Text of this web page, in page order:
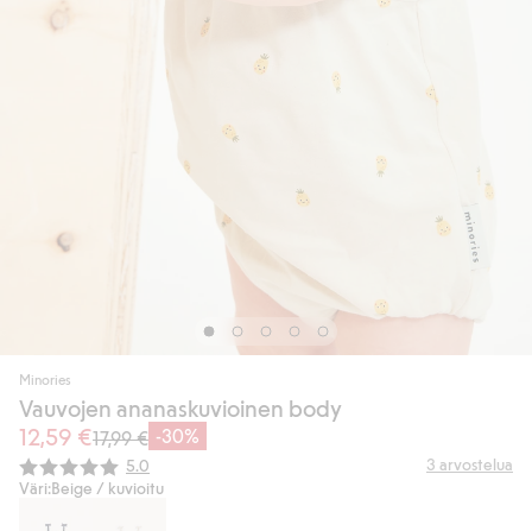
Minories
Vauvojen ananaskuvioinen body
12,59 €17,99 € -30%
Keskimääräinen luokitus:
5.0 3 arvostelua
Väri:Beige / kuvioitu